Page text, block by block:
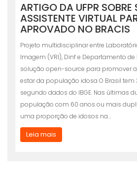
ARTIGO DA UFPR SOBRE
ASSISTENTE VIRTUAL
APROVADO NO BRACIS
Projeto multidisciplinar entre
Imagem (VRI), Dinf e Departamento de
solução open-source para promover
estar da população idosa O Brasil tem
segundo dados do IBGE. Nas últimas
população com 60 anos ou mais
uma proporção de idosos na…
Leia mais